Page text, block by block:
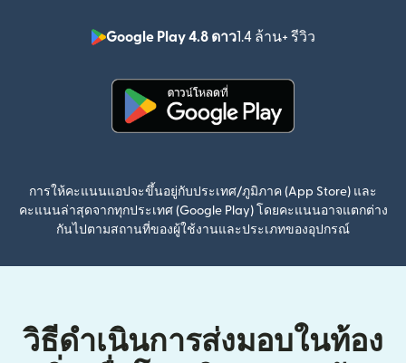
Google Play 4.8 ดาว1.4 ล้าน+ รีวิว
(เปิดในหน้าต่
การให้คะแนนแอปจะขึ้นอยู่กับประเทศ/ภูมิภาค (App Store) และ
คะแนนล่าสุดจากทุกประเทศ (Google Play) โดยคะแนนอาจแตกต่าง
กันไปตามสถานที่ของผู้ใช้งานและประเภทของอุปกรณ์
วิธีดำเนินการส่งมอบในท้อง